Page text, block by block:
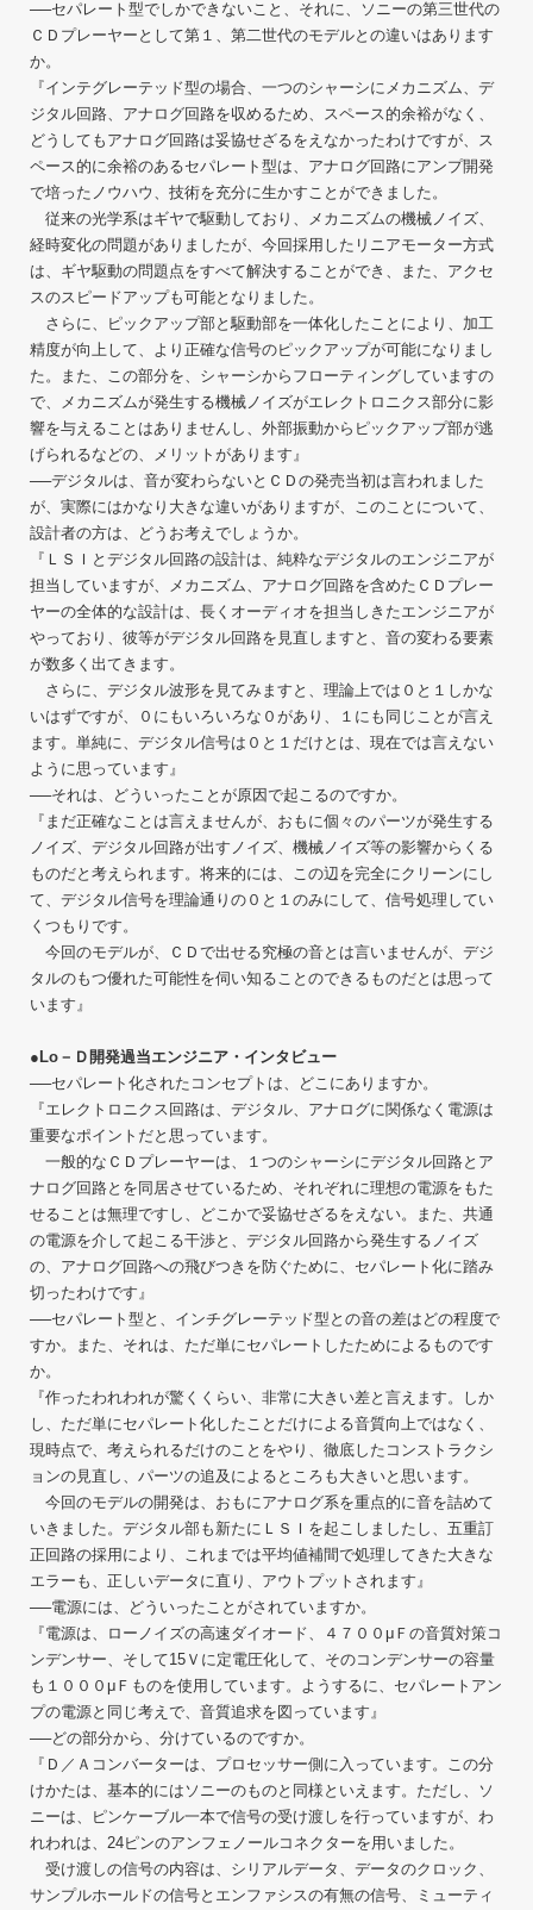
──セパレート型でしかできないこと、それに、ソニーの第三世代の
ＣＤプレーヤーとして第１、第二世代のモデルとの違いはあります
か。
『インテグレーテッド型の場合、一つのシャーシにメカニズム、デ
ジタル回路、アナログ回路を収めるため、スペース的余裕がなく、
どうしてもアナログ回路は妥協せざるをえなかったわけですが、ス
ペース的に余裕のあるセパレート型は、アナログ回路にアンプ開発
で培ったノウハウ、技術を充分に生かすことができました。
従来の光学系はギヤで駆動しており、メカニズムの機械ノイズ、
経時変化の問題がありましたが、今回採用したリニアモーター方式
は、ギヤ駆動の問題点をすべて解決することができ、また、アクセ
スのスピードアップも可能となりました。
さらに、ピックアップ部と駆動部を一体化したことにより、加工
精度が向上して、より正確な信号のピックアップが可能になりまし
た。また、この部分を、シャーシからフローティングしていますの
で、メカニズムが発生する機械ノイズがエレクトロニクス部分に影
響を与えることはありませんし、外部振動からピックアップ部が逃
げられるなどの、メリットがあります』
──デジタルは、音が変わらないとＣＤの発売当初は言われました
が、実際にはかなり大きな違いがありますが、このことについて、
設計者の方は、どうお考えでしょうか。
『ＬＳＩとデジタル回路の設計は、純粋なデジタルのエンジニアが
担当していますが、メカニズム、アナログ回路を含めたＣＤプレー
ヤーの全体的な設計は、長くオーディオを担当しきたエンジニアが
やっており、彼等がデジタル回路を見直しますと、音の変わる要素
が数多く出てきます。
さらに、デジタル波形を見てみますと、理論上では０と１しかな
いはずですが、０にもいろいろな０があり、１にも同じことが言え
ます。単純に、デジタル信号は０と１だけとは、現在では言えない
ように思っています』
──それは、どういったことが原因で起こるのですか。
『まだ正確なことは言えませんが、おもに個々のパーツが発生する
ノイズ、デジタル回路が出すノイズ、機械ノイズ等の影響からくる
ものだと考えられます。将来的には、この辺を完全にクリーンにし
て、デジタル信号を理論通りの０と１のみにして、信号処理してい
くつもりです。
今回のモデルが、ＣＤで出せる究極の音とは言いませんが、デジ
タルのもつ優れた可能性を伺い知ることのできるものだとは思って
います』
●Lo－Ｄ開発過当エンジニア・インタビュー
──セパレート化されたコンセプトは、どこにありますか。
『エレクトロニクス回路は、デジタル、アナログに関係なく電源は
重要なポイントだと思っています。
一般的なＣＤプレーヤーは、１つのシャーシにデジタル回路とア
ナログ回路とを同居させているため、それぞれに理想の電源をもた
せることは無理ですし、どこかで妥協せざるをえない。また、共通
の電源を介して起こる干渉と、デジタル回路から発生するノイズ
の、アナログ回路への飛びつきを防ぐために、セパレート化に踏み
切ったわけです』
──セパレート型と、インチグレーテッド型との音の差はどの程度で
すか。また、それは、ただ単にセパレートしたためによるものです
か。
『作ったわれわれが驚くくらい、非常に大きい差と言えます。しか
し、ただ単にセパレート化したことだけによる音質向上ではなく、
現時点で、考えられるだけのことをやり、徹底したコンストラクシ
ョンの見直し、パーツの追及によるところも大きいと思います。
今回のモデルの開発は、おもにアナログ系を重点的に音を詰めて
いきました。デジタル部も新たにＬＳＩを起こしましたし、五重訂
正回路の採用により、これまでは平均値補間で処理してきた大きな
エラーも、正しいデータに直り、アウトプットされます』
──電源には、どういったことがされていますか。
『電源は、ローノイズの高速ダイオード、４７００μＦの音質対策コ
ンデンサー、そして15Ｖに定電圧化して、そのコンデンサーの容量
も１０００μＦものを使用しています。ようするに、セパレートアン
プの電源と同じ考えで、音質追求を図っています』
──どの部分から、分けているのですか。
『Ｄ／Ａコンバーターは、プロセッサー側に入っています。この分
けかたは、基本的にはソニーのものと同様といえます。ただし、ソ
ニーは、ピンケーブル一本で信号の受け渡しを行っていますが、わ
れわれは、24ピンのアンフェノールコネクターを用いました。
受け渡しの信号の内容は、シリアルデータ、データのクロック、
サンプルホールドの信号とエンファシスの有無の信号、ミューティ